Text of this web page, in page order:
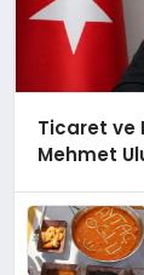
Ticaret ve
Mehmet